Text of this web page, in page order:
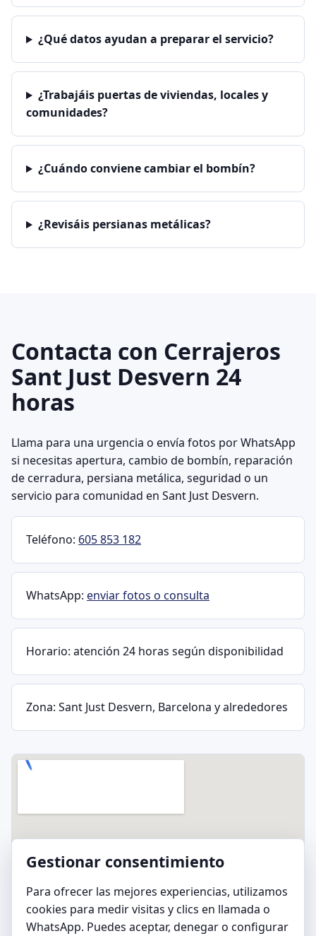
¿Qué datos ayudan a preparar el servicio?
¿Trabajáis puertas de viviendas, locales y
comunidades?
¿Cuándo conviene cambiar el bombín?
¿Revisáis persianas metálicas?
Contacta con Cerrajeros
Sant Just Desvern 24
horas
Llama para una urgencia o envía fotos por WhatsApp
si necesitas apertura, cambio de bombín, reparación
de cerradura, persiana metálica, seguridad o un
servicio para comunidad en Sant Just Desvern.
Teléfono: 605 853 182
WhatsApp: enviar fotos o consulta
Horario: atención 24 horas según disponibilidad
Zona: Sant Just Desvern, Barcelona y alrededores
Gestionar consentimiento
Para ofrecer las mejores experiencias, utilizamos
cookies para medir visitas y clics en llamada o
WhatsApp. Puedes aceptar, denegar o configurar